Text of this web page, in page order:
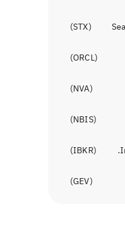
(
STX
)
(
ORCL
)
(
NVA
)
(
NBIS
)
(
IBKR
)
(
GEV
)